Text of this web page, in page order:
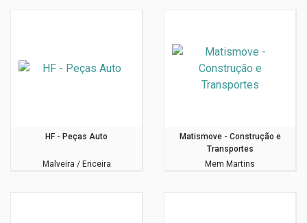
HF - Peças Auto
Malveira / Ericeira
Matismove - Construção e
Transportes
Mem Martins